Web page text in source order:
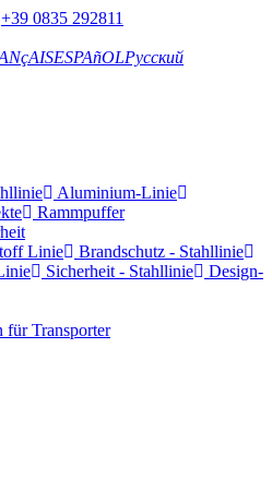
+39 0835 292811
ESPAñOLРусский
Aluminium-Linie
Rammpuffer
Linie
Brandschutz - Stahllinie
Sicherheit - Stahllinie
Design-
für Transporter